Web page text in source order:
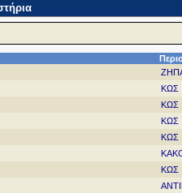
ΚΩΣ
ΚΩΣ
ΚΩΣ
ΚΩΣ
ΚΩΣ